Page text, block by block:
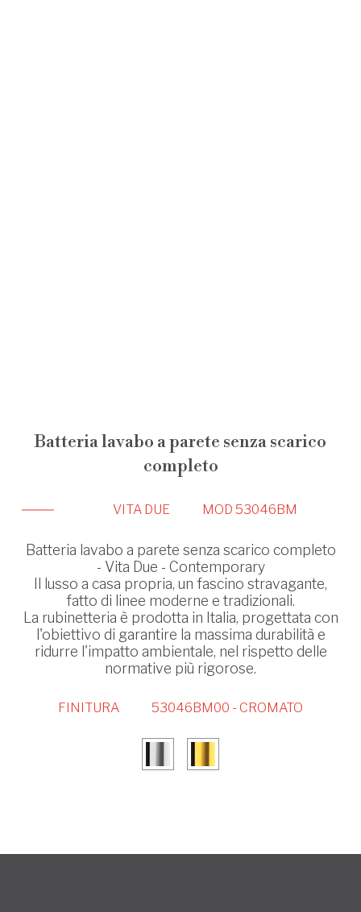
Batteria lavabo a parete senza scarico
completo
VITA DUE MOD 53046BM
Batteria lavabo a parete senza scarico completo
- Vita Due - Contemporary
Il lusso a casa propria, un fascino stravagante,
fatto di linee moderne e tradizionali.
La rubinetteria è prodotta in Italia, progettata con
l'obiettivo di garantire la massima durabilità e
ridurre l'impatto ambientale, nel rispetto delle
normative più rigorose.
FINITURA 53046BM00 - CROMATO